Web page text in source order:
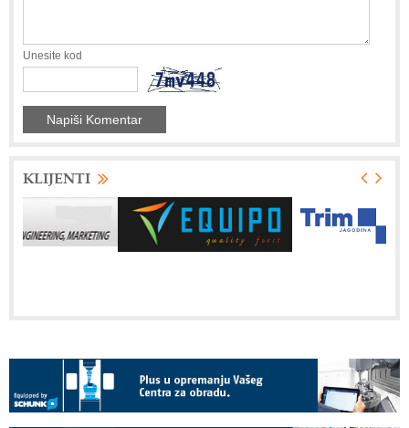
Unesite kod
KLIJENTI